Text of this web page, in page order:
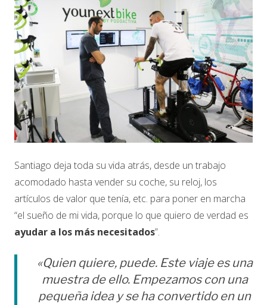
Santiago deja toda su vida atrás, desde un trabajo
acomodado hasta vender su coche, su reloj, los
artículos de valor que tenía, etc. para poner en marcha
“el sueño de mi vida, porque lo que quiero de verdad es
ayudar a los más necesitados”.
«Quien quiere, puede. Este viaje es una
muestra de ello. Empezamos con una
pequeña idea y se ha convertido en un